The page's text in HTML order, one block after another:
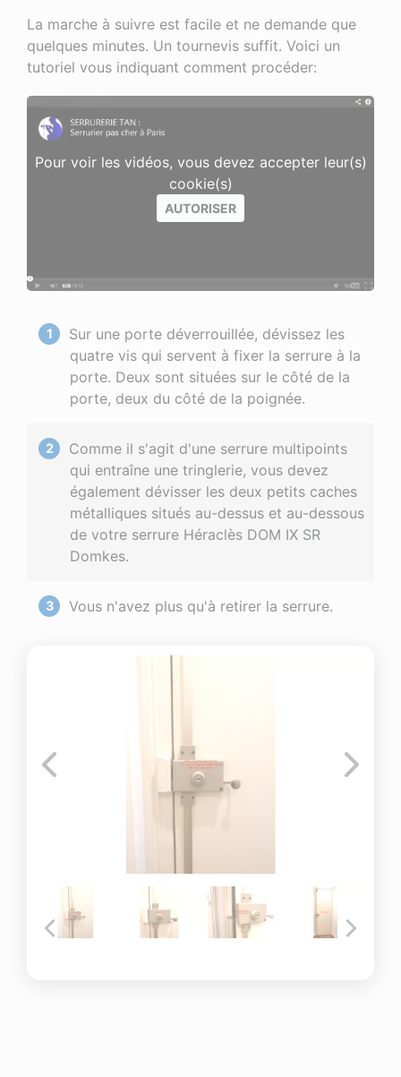
La marche à suivre est facile et ne demande que
quelques minutes. Un tournevis suffit. Voici un
tutoriel vous indiquant comment procéder:
Pour voir les vidéos, vous devez accepter leur(s)
cookie(s)
AUTORISER
Sur une porte déverrouillée, dévissez les
quatre vis qui servent à fixer la serrure à la
porte. Deux sont situées sur le côté de la
porte, deux du côté de la poignée.
Comme il s'agit d'une serrure multipoints
qui entraîne une tringlerie, vous devez
également dévisser les deux petits caches
métalliques situés au-dessus et au-dessous
de votre serrure Héraclès DOM IX SR
Domkes.
Vous n'avez plus qu'à retirer la serrure.